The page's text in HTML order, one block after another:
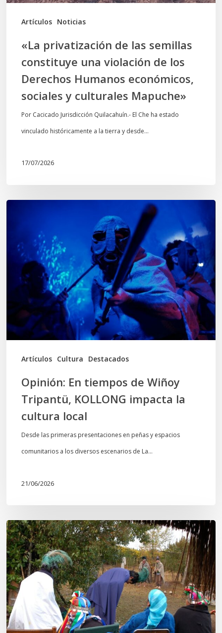
Artículos Noticias
Humanos
económicos,
sociales
culturales
Mapuche»
«La privatización de las semillas
constituye una violación de los
Derechos Humanos económicos,
sociales y culturales Mapuche»
Por Cacicado Jurisdicción Quilacahuín.- El Che ha estado
vinculado históricamente a la tierra y desde…
17/07/2026
Artículos Cultura Destacados
tiempos
Wiñoy
Tripantü,
KOLLONG
impacta
la
cultura
Opinión: En tiempos de Wiñoy
Tripantü, KOLLONG impacta la
cultura local
Desde las primeras presentaciones en peñas y espacios
comunitarios a los diversos escenarios de La…
21/06/2026
Conmemoración
del
Wiñoy
Tripantü
y
la
Sociedad